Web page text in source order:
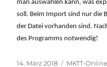
man auswählen kann, was
soll. Beim Import sind nur die
der Datei vorhanden sind.
des Programms notwendig!
Veröffentlicht
14. März 2018 Kategorien
MKTT-